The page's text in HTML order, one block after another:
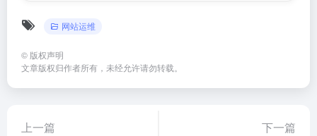
网站运维
© 版权声明
文章版权归作者所有，未经允许请勿转载。
上一篇 下一篇